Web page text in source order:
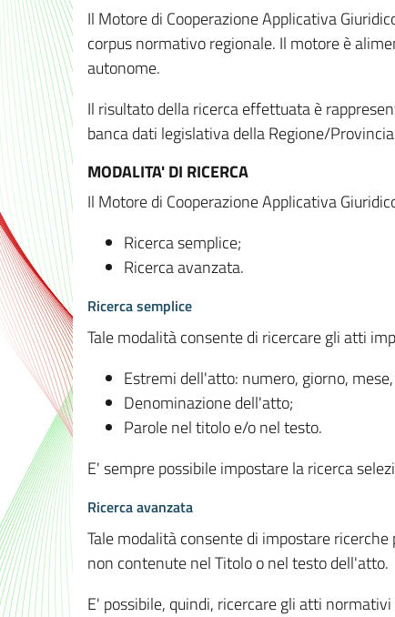
Il Motore di Cooperazione Applicativa
corpus normativo regionale. Il motore è
autonome.
Il risultato della ricerca effettuata è
banca dati legislativa della Regione/
MODALITA' DI RICERCA
Il Motore di Cooperazione Applicativa
Ricerca semplice;
Ricerca avanzata.
Ricerca semplice
Tale modalità consente di ricercare gli atti
Estremi dell'atto: numero, giorno,
Denominazione dell'atto;
Parole nel titolo e/o nel testo.
E' sempre possibile impostare la ricerca
Ricerca avanzata
Tale modalità consente di impostare
non contenute nel Titolo o nel testo dell'atto.
E' possibile, quindi, ricercare gli atti